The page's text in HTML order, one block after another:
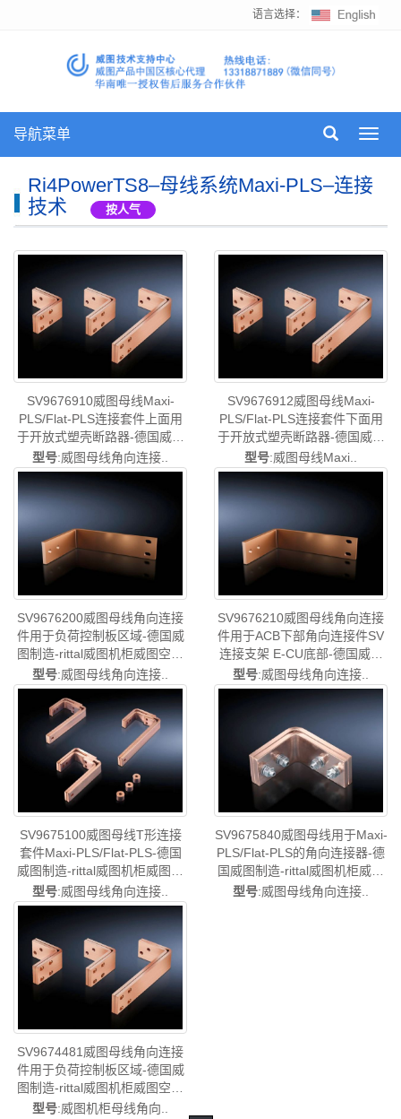
语言选择：
导航菜单
Ri4PowerTS8–母线系统Maxi-PLS–连接
技术
按人气
SV9676910威图母线Maxi-
PLS/Flat-PLS连接套件上面用
于开放式塑壳断路器-德国威图
制造-rittal威图机柜威图空调维
修威图电柜威图风扇威图PDU
威图配件威图售后SV9676.910
型号:威图母线角向连接..
SV9676912威图母线Maxi-
PLS/Flat-PLS连接套件下面用
于开放式塑壳断路器-德国威图
制造-rittal威图机柜威图空调维
修威图电柜威图风扇威图PDU
威图配件威图售SV9676.912
型号:威图母线Maxi..
SV9676200威图母线角向连接
件用于负荷控制板区域-德国威
图制造-rittal威图机柜威图空调
维修威图电柜威图风扇威图
PDU威图配件威图售
SV9676.200
型号:威图母线角向连接..
SV9676210威图母线角向连接
件用于ACB下部角向连接件SV
连接支架 E-CU底部-德国威图
制造-rittal威图机柜威图空调维
修威图电柜威图风扇威图PDU
威图配件威图售SV9676.210
型号:威图母线角向连接..
SV9675100威图母线T形连接
套件Maxi-PLS/Flat-PLS-德国
威图制造-rittal威图机柜威图空
调维修威图电柜威图风扇威图
PDU威图配件威图售
SV9675.100
型号:威图母线角向连接..
SV9675840威图母线用于Maxi-
PLS/Flat-PLS的角向连接器-德
国威图制造-rittal威图机柜威图
空调维修威图电柜威图风扇威
型号:威图母线角向连接..
SV9674481威图母线角向连接
件用于负荷控制板区域-德国威
图制造-rittal威图机柜威图空调
维修威图电柜威图风扇威图
型号:威图机柜母线角向..